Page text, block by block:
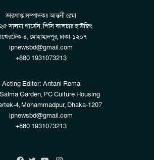
ভারপ্রাপ্ত সম্পাদকঃ আন্তনী রেমা
সালমা গার্ডেন, পিসি কালচার হাউজিং
৪, মোহাম্মদপুর, ঢাকা-১২০৭
ipnewsbd@gmail.com
+880 1931073213
Acting Editor: Antani Rema
Garden, PC Culture Housing
4, Mohammadpur, Dhaka-1207
ipnewsbd@gmail.com
+880 1931073213